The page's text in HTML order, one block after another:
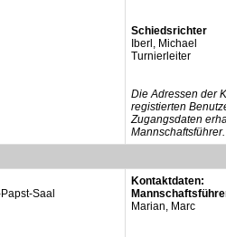
Schiedsrichter
Iberl, Michael
Turnierleiter
Die Adressen der
registierten
Zugangsdaten
Mannschaftsführer.
Saal
Kontaktdaten:
Marian, Marc